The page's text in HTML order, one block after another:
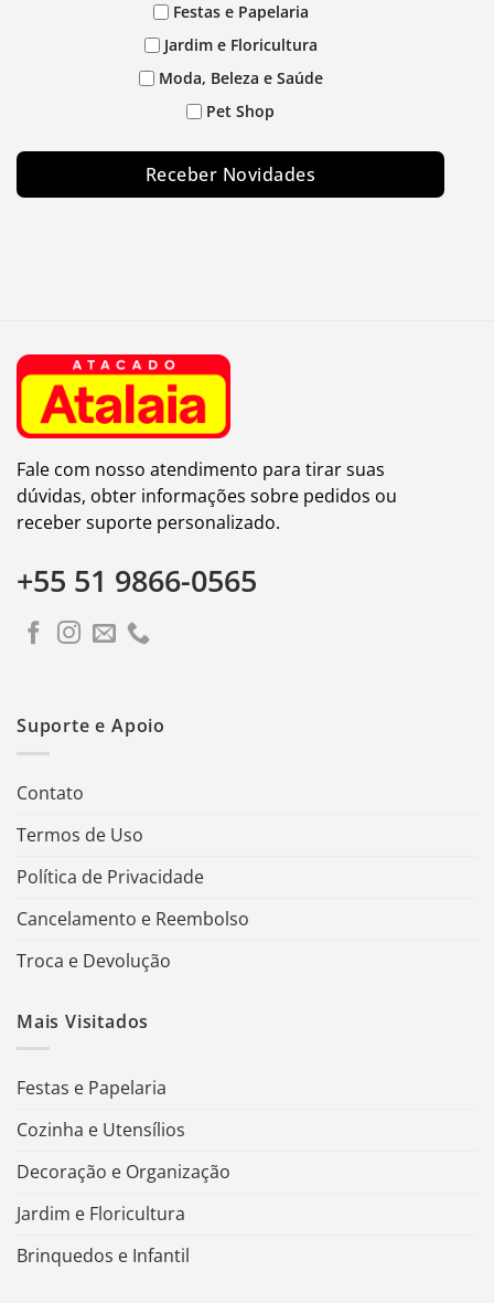
Festas e Papelaria
Jardim e Floricultura
Moda, Beleza e Saúde
Pet Shop
Receber Novidades
Fale com nosso atendimento para tirar suas
dúvidas, obter informações sobre pedidos ou
receber suporte personalizado.
+55 51 9866-0565
Suporte e Apoio
Contato
Termos de Uso
Política de Privacidade
Cancelamento e Reembolso
Troca e Devolução
Mais Visitados
Festas e Papelaria
Cozinha e Utensílios
Decoração e Organização
Jardim e Floricultura
Brinquedos e Infantil